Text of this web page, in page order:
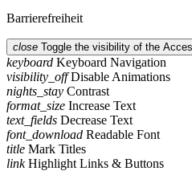
Barrierefreiheit
close Toggle the visibility of the
keyboard Keyboard Navigation
visibility_off Disable Animations
nights_stay Contrast
format_size Increase Text
text_fields Decrease Text
font_download Readable Font
title Mark Titles
link Highlight Links & Buttons